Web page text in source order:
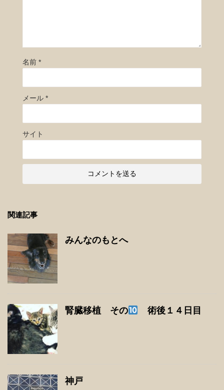
名前 *
メール *
サイト
関連記事
みんなのもとへ
腎臓移植 その 術後１４日目
神戸